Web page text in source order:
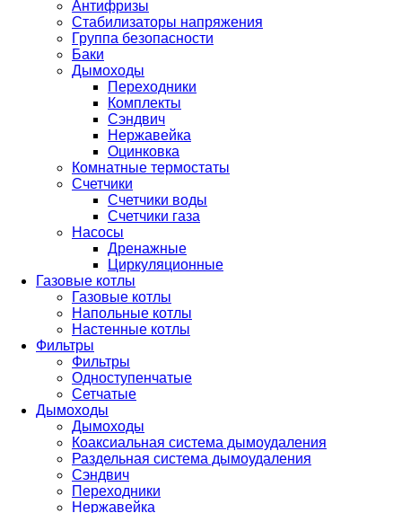
Антифризы
Стабилизаторы напряжения
Группа безопасности
Баки
Дымоходы
Переходники
Комплекты
Сэндвич
Нержавейка
Оцинковка
Комнатные термостаты
Счетчики
Счетчики воды
Счетчики газа
Насосы
Дренажные
Циркуляционные
Газовые котлы
Газовые котлы
Напольные котлы
Настенные котлы
Фильтры
Фильтры
Одноступенчатые
Сетчатые
Дымоходы
Дымоходы
Коаксиальная система дымоудаления
Раздельная система дымоудаления
Сэндвич
Переходники
Нержавейка